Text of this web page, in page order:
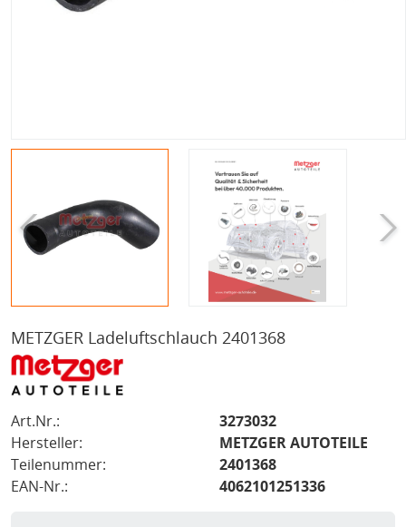
METZGER Ladeluftschlauch 2401368
Art.Nr.:
3273032
Hersteller:
METZGER AUTOTEILE
Teilenummer:
2401368
EAN-Nr.:
4062101251336